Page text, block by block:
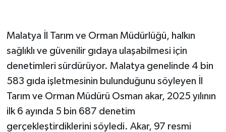
Malatya İl Tarım ve Orman Müdürlüğü, halkın
sağlıklı ve güvenilir gıdaya ulaşabilmesi için
denetimleri sürdürüyor. Malatya genelinde 4 bin
583 gıda işletmesinin bulunduğunu söyleyen İl
Tarım ve Orman Müdürü Osman akar, 2025 yılının
ilk 6 ayında 5 bin 687 denetim
gerçekleştirdiklerini söyledi. Akar, 97 resmi